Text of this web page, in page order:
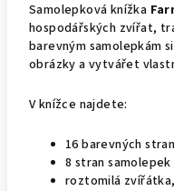
Samolepková knížka
hospodářských zvířat,
barevným samolepkám
obrázky a vytvářet
V knížce najdete:
16 barevných
8 stran
roztomilá